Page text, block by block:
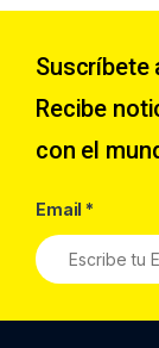
Suscríbete
Recibe
con el
Email *